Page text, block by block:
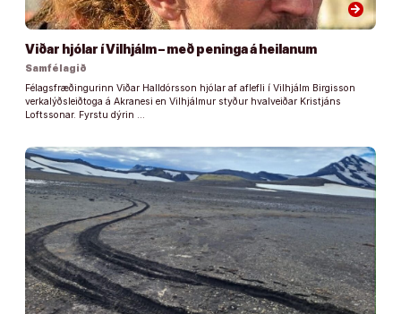
arrow_forward
Viðar hjólar í Vilhjálm – með peninga á heilanum
Samfélagið
Félagsfræðingurinn Viðar Halldórsson hjólar af aflefli í Vilhjálm Birgisson
verkalýðsleiðtoga á Akranesi en Vilhjálmur styður hvalveiðar Kristjáns
Loftssonar. Fyrstu dýrin …